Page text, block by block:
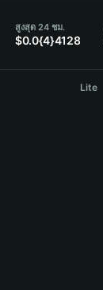
สูงสุด 24 ชม.
$0.0{4}4128
Lite